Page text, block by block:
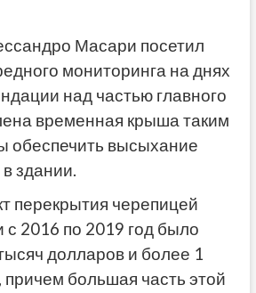
Масари посетил
мониторинга на днях
над частью главного
временная крыша таким
обеспечить высыхание
здании.
перекрытия черепицей
с 2016 по 2019 год было
долларов и более 1
большая часть этой